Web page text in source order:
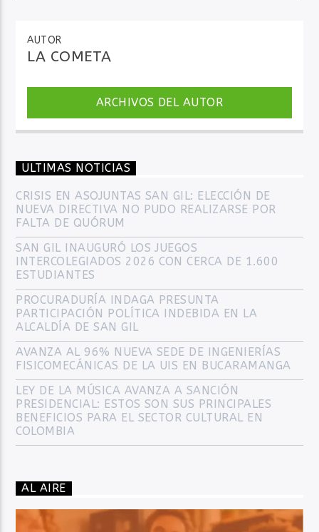
AUTOR
LA COMETA
ARCHIVOS DEL AUTOR
ULTIMAS NOTICIAS
CRISIS EN ASOJUNTAS SAN GIL: ELECCIÓN DE
NUEVA DIRECTIVA NO PUDO REALIZARSE POR
FALTA DE QUÓRUM
SAN GIL INAUGURÓ LOS JUEGOS
INTERCOLEGIADOS 2026 CON CERCA DE 1.600
ESTUDIANTES
PROCURADURÍA INDAGA PRESUNTA
PARTICIPACIÓN POLÍTICA INDEBIDA EN LA
ALCALDÍA DE SAN GIL
AVANZA AL 96% NUEVA SEDE DE INGENIERÍAS
FISICOMECÁNICAS DE LA UIS EN BUCARAMANGA
LEY DE LA MÚSICA AVANZA A SANCIÓN
PRESIDENCIAL: ESTOS SON SUS PRINCIPALES
BENEFICIOS PARA EL SECTOR CULTURAL EN
COLOMBIA
AL AIRE